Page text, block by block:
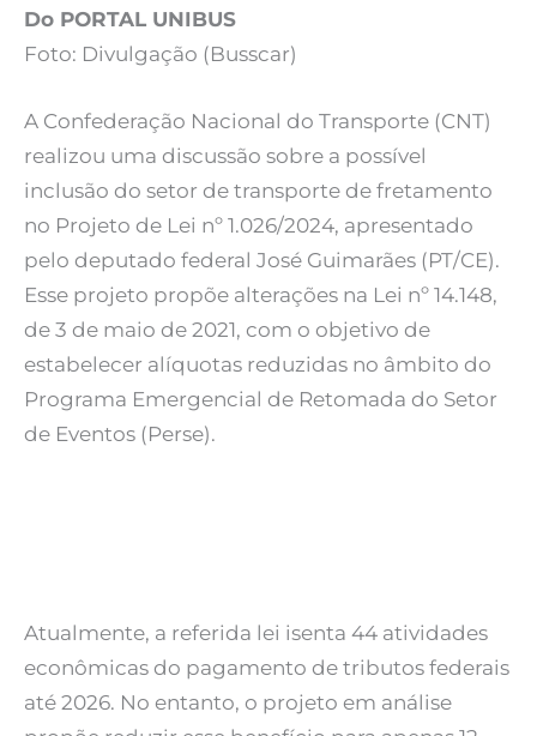
Do PORTAL UNIBUS
Foto: Divulgação (Busscar)
A Confederação Nacional do Transporte (CNT)
realizou uma discussão sobre a possível
inclusão do setor de transporte de fretamento
no Projeto de Lei nº 1.026/2024, apresentado
pelo deputado federal José Guimarães (PT/CE).
Esse projeto propõe alterações na Lei nº 14.148,
de 3 de maio de 2021, com o objetivo de
estabelecer alíquotas reduzidas no âmbito do
Programa Emergencial de Retomada do Setor
de Eventos (Perse).
Atualmente, a referida lei isenta 44 atividades
econômicas do pagamento de tributos federais
até 2026. No entanto, o projeto em análise